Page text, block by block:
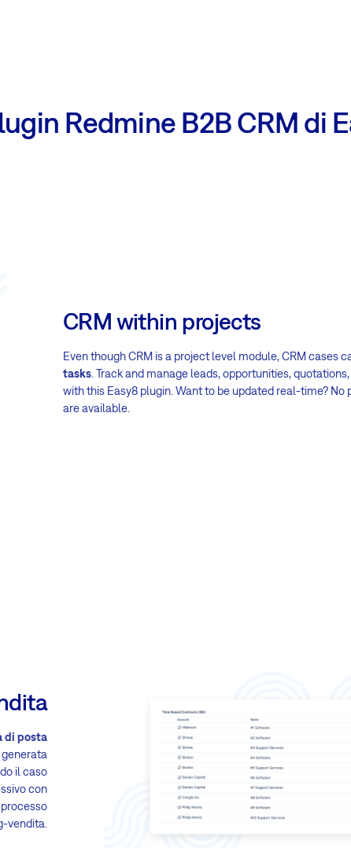
Redmine B2B CRM di
CRM within projects
Even though CRM is a project level module, CRM cases
tasks. Track and manage leads, opportunities,
with this Easy8 plugin. Want to be updated real-time? No
are available.
di posta
il caso
con
vendita.